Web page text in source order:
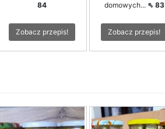
84
Zobacz przepis!
domowych... ⇖ 83
Zobacz przepis!